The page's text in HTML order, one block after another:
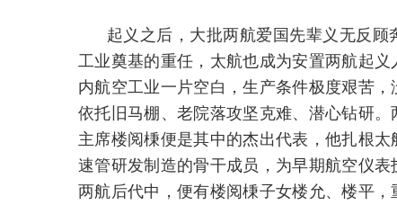
起义之后，大批两航爱国先辈义无反
工业奠基的重任，太航也成为安置两航起
内航空工业一片空白，生产条件极度艰苦
依托旧马棚、老院落攻坚克难、潜心钻研
主席楼阅棅便是其中的杰出代表，他扎根
速管研发制造的骨干成员，为早期航空仪
两航后代中，便有楼阅棅子女楼允、楼平